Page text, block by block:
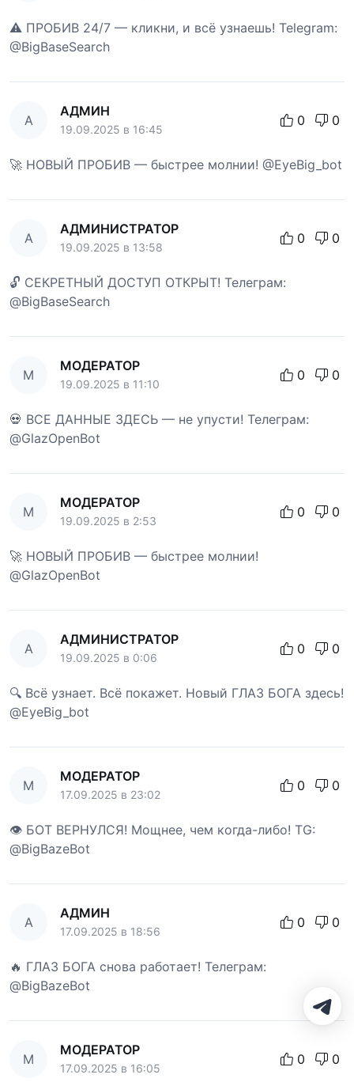
⚠️ ПРОБИВ 24/7 — кликни, и всё узнаешь! Telegram:
@BigBaseSearch
А
АДМИН
19.09.2025 в 16:45
0 0
🚀 НОВЫЙ ПРОБИВ — быстрее молнии! @EyeBig_bot
А
АДМИНИСТРАТОР
19.09.2025 в 13:58
0 0
🔓 СЕКРЕТНЫЙ ДОСТУП ОТКРЫТ! Телеграм:
@BigBaseSearch
М
МОДЕРАТОР
19.09.2025 в 11:10
0 0
💀 ВСЕ ДАННЫЕ ЗДЕСЬ — не упусти! Телеграм:
@GlazOpenBot
М
МОДЕРАТОР
19.09.2025 в 2:53
0 0
🚀 НОВЫЙ ПРОБИВ — быстрее молнии!
@GlazOpenBot
А
АДМИНИСТРАТОР
19.09.2025 в 0:06
0 0
🔍 Всё узнает. Всё покажет. Новый ГЛАЗ БОГА здесь!
@EyeBig_bot
М
МОДЕРАТОР
17.09.2025 в 23:02
0 0
👁 БОТ ВЕРНУЛСЯ! Мощнее, чем когда-либо! TG:
@BigBazeBot
А
АДМИН
17.09.2025 в 18:56
0 0
🔥 ГЛАЗ БОГА снова работает! Телеграм:
@BigBazeBot
М
МОДЕРАТОР
17.09.2025 в 16:05
0 0